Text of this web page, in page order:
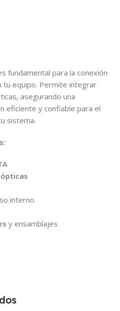
fundamental para la conexión
tu equipo. Permite integrar
asegurando una
eficiente y confiable para el
sistema.
ópticas
interno
y ensamblajes